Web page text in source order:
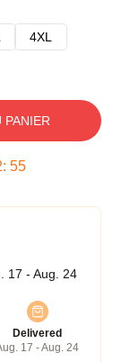
4XL
PANIER
: 54
17 - Aug. 24
Delivered
17 - Aug. 24